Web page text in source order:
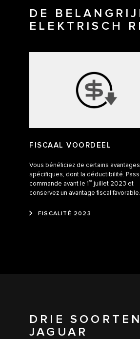
DE
ELEKTRISCH
FISCAAL VOORDEEL
Vous bénéficiez de certains
spécifiques, dont la déductibilité.
commande avant le 1 er juillet 2023 et
conservez un avantage fiscal favorable.
FISCALITÉ 2023
DRIE
JAGUAR